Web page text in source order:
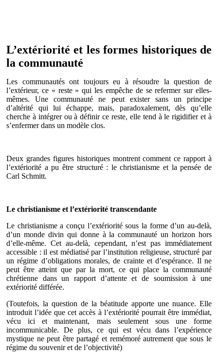
L’extériorité et les formes historiques de
la communauté
Les communautés ont toujours eu à résoudre la question de
l’extérieur, ce « reste » qui les empêche de se refermer sur elles-
mêmes. Une communauté ne peut exister sans un principe
d’altérité qui lui échappe, mais, paradoxalement, dès qu’elle
cherche à intégrer ou à définir ce reste, elle tend à le rigidifier et à
s’enfermer dans un modèle clos.
Deux grandes figures historiques montrent comment ce rapport à
l’extériorité a pu être structuré : le christianisme et la pensée de
Carl Schmitt.
Le christianisme et l’extériorité transcendante
Le christianisme a conçu l’extériorité sous la forme d’un au-delà,
d’un monde divin qui donne à la communauté un horizon hors
d’elle-même. Cet au-delà, cependant, n’est pas immédiatement
accessible : il est médiatisé par l’institution religieuse, structuré par
un régime d’obligations morales, de crainte et d’espérance. Il ne
peut être atteint que par la mort, ce qui place la communauté
chrétienne dans un rapport d’attente et de soumission à une
extériorité différée.
(Toutefois, la question de la béatitude apporte une nuance. Elle
introduit l’idée que cet accès à l’extériorité pourrait être immédiat,
vécu ici et maintenant, mais seulement sous une forme
incommunicable. De plus, ce qui est vécu dans l’expérience
mystique ne peut être partagé et remémoré autrement que sous le
régime du souvenir et de l’objectivité)